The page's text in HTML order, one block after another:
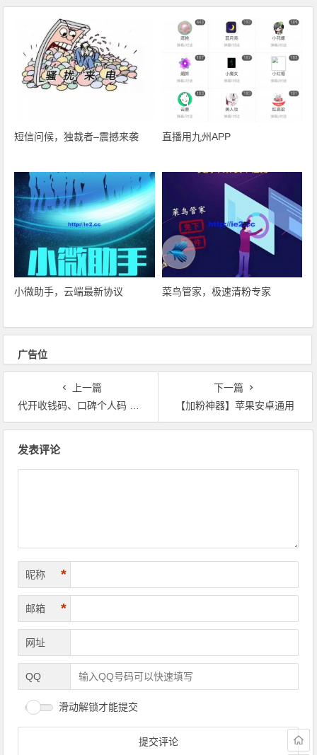
短信问候，独裁者–震撼来袭 直播用九州APP
小微助手，云端最新协议 菜鸟管家，极速清粉专家
广告位
上一篇
代开收钱码、口碑个人码 爆办理中
下一篇
【加粉神器】苹果安卓通用
发表评论
昵称 *
邮箱 *
网址
QQ
滑动解锁才能提交